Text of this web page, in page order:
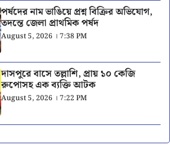
পর্ষদের নাম ভাঙিয়ে প্রশ্ন বিক্রির অভিযোগ,
তদন্তে জেলা প্রাথমিক পর্ষদ
August 5, 2026 । 7:38 PM
দাসপুরে বাসে তল্লাশি, প্রায় ১০ কেজি
রুপোসহ এক ব্যক্তি আটক
August 5, 2026 । 7:22 PM